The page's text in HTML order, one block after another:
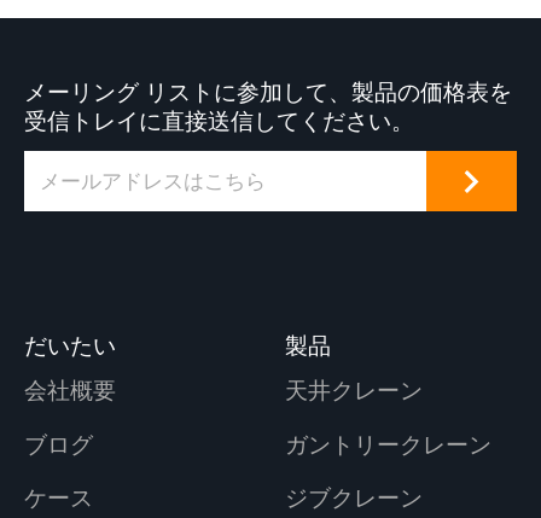
メーリング リストに参加して、製品の価格表を
受信トレイに直接送信してください。
だいたい
会社概要
ブログ
ケース
製品
天井クレーン
ガントリークレーン
ジブクレーン